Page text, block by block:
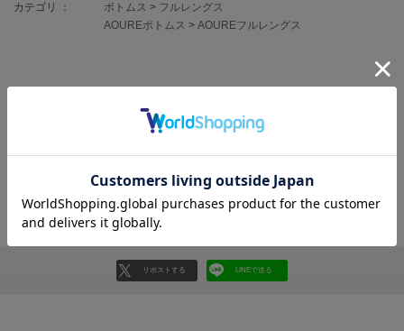
GELATO PIQUE CAT&DOG
ジェラート ピケ キャットアンドドッグ
gelato pique Sleep
カテゴリ ： ボトムス > フルレングス
AOUREボトムス > AOUREフルレングス
レビューを書く
レビューはマイページのご注文履歴から投稿いただけます
返品・キャンセルについて
リポストする LINEで送る